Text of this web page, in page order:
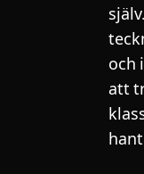
och
att